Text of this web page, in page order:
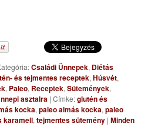
Családi Ünnepek, Diétás
és tejmentes receptek,Húsvét,
, Paleo, Receptek,Sütemények,
asztalra |Címke:glutén és
kocka,paleo almás kocka,paleo
karamell,tejmentes sütemény |Minden